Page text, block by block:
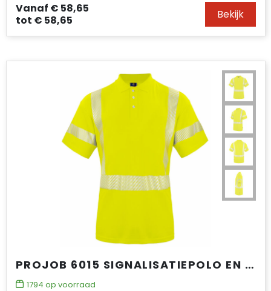
Vanaf € 58,65
tot € 58,65 Bekijk
PROJOB 6015 SIGNALISATIEPOLO EN ISO 20471 KLASSE 3
1794 op voorraad